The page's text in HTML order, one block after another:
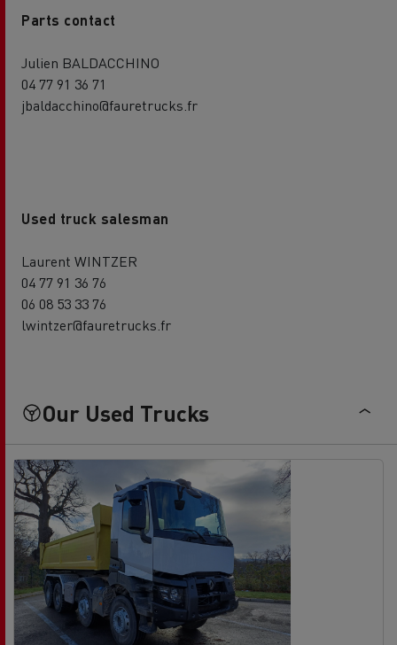
Parts contact
Julien BALDACCHINO
04 77 91 36 71
jbaldacchino@fauretrucks.fr
Used truck salesman
Laurent WINTZER
04 77 91 36 76
06 08 53 33 76
lwintzer@fauretrucks.fr
Our Used Trucks